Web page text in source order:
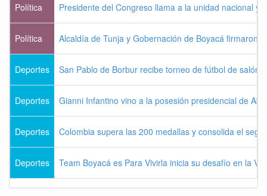
Política Presidente del Congreso llama a la unidad nacional y
Política Alcaldía de Tunja y Gobernación de Boyacá firmaron
Deportes San Pablo de Borbur recibe torneo de fútbol de salón
Deportes Gianni Infantino vino a la posesión presidencial de
Deportes Colombia supera las 200 medallas y consolida el
Deportes Team Boyacá es Para Vivirla inicia su desafío en la